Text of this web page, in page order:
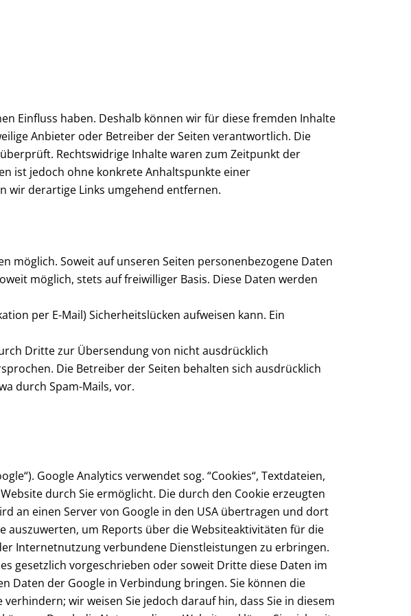
Einfluss haben. Deshalb können wir für diese fremden Inhalte
Anbieter oder Betreiber der Seiten verantwortlich. Die
Rechtswidrige Inhalte waren zum Zeitpunkt der
ist jedoch ohne konkrete Anhaltspunkte einer
wir derartige Links umgehend entfernen.
möglich. Soweit auf unseren Seiten personenbezogene Daten
möglich, stets auf freiwilliger Basis. Diese Daten werden
per E-Mail) Sicherheitslücken aufweisen kann. Ein
Dritte zur Übersendung von nicht ausdrücklich
Die Betreiber der Seiten behalten sich ausdrücklich
durch Spam-Mails, vor.
Google Analytics verwendet sog. “Cookies“, Textdateien,
durch Sie ermöglicht. Die durch den Cookie erzeugten
an einen Server von Google in den USA übertragen und dort
um Reports über die Websiteaktivitäten für die
Internetnutzung verbundene Dienstleistungen zu erbringen.
gesetzlich vorgeschrieben oder soweit Dritte diese Daten im
Daten der Google in Verbindung bringen. Sie können die
wir weisen Sie jedoch darauf hin, dass Sie in diesem